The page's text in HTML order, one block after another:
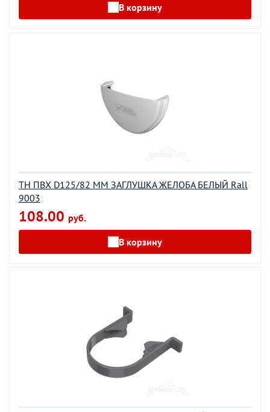
В корзину
ТН ПВХ D125/82 ММ ЗАГЛУШКА ЖЕЛОБА БЕЛЫЙ Rall
9003
108.00 руб.
В корзину